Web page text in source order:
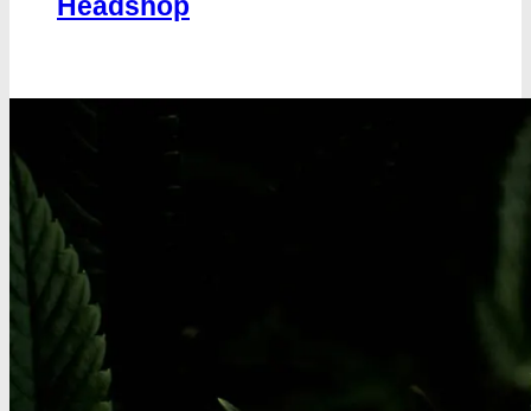
Jointpapir og filter
King Size Jointpapir
Filtertips
Blunt wraps
SmokersPack
Smokers Choice
Opbevaring og transport
Vacuum beholdere
Jointrør